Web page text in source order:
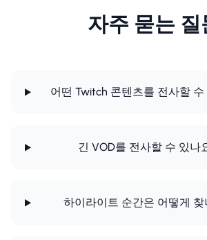
자주 묻는 질
어떤 Twitch 콘텐츠를 전사할 수
긴 VOD를 전사할 수 있나
하이라이트 순간은 어떻게 찾